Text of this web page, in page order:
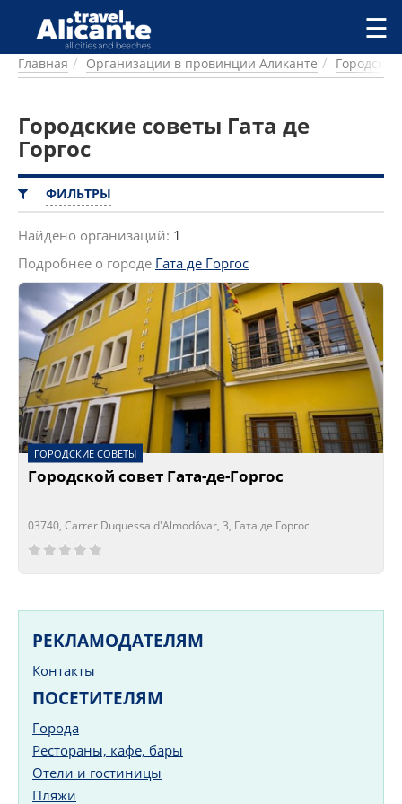
Перейти к основному содержанию
ГОРОДА
ПИТАНИЕ
ПРОЖИВАНИЕ
ПЛЯЖИ
ДОСТОПРИМЕЧАТЕЛЬНОСТИ
КЕМПИНГ
КОМАРКИ (РАЙОНЫ)
РЕЦЕПТЫ
ПРЕДЛОЖЕНИЯ
СТАТЬИ
УСЛУГИ
☰
Главная Организации в провинции Аликанте
Городские советы Гата де
Горгос
ФИЛЬТРЫ
Найдено организаций: 1
Подробнее о городе Гата де Горгос
ГОРОДСКИЕ СОВЕТЫ
Городской совет Гата-де-Горгос
03740, Carrer Duquessa d'Almodóvar, 3, Гата де Горгос
Сейчас открыто!
Сейчас закрыто!
РЕКЛАМОДАТЕЛЯМ
Контакты
ПОСЕТИТЕЛЯМ
Города
Рестораны, кафе, бары
Отели и гостиницы
Пляжи